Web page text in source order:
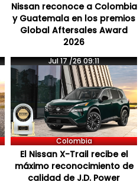
Nissan reconoce a Colombia
y Guatemala en los premios
Global Aftersales Award
2026
Jul 17 /26 09:11
Colombia
El Nissan X-Trail recibe el
máximo reconocimiento de
calidad de J.D. Power